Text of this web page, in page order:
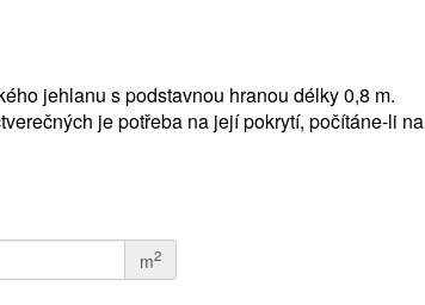
jehlanu s podstavnou hranou délky 0,8 m.
je potřeba na její pokrytí, počítáne-li na
m2